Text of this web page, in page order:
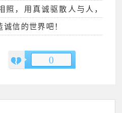
照，用真诚驱散人与人，
信的世界吧！
0